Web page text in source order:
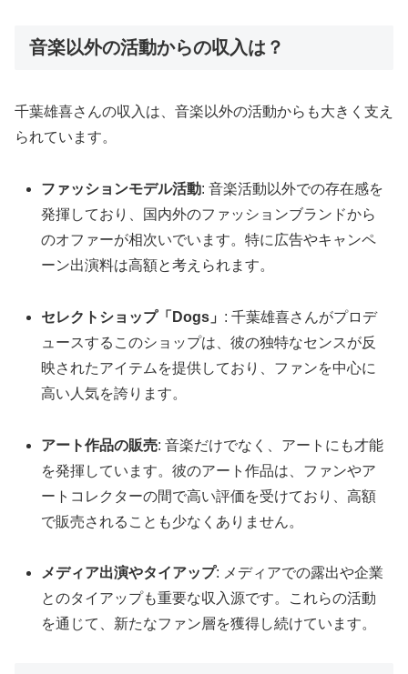
音楽以外の活動からの収入は？
千葉雄喜さんの収入は、音楽以外の活動からも大きく支え
られています。
ファッションモデル活動: 音楽活動以外での存在感を
発揮しており、国内外のファッションブランドから
のオファーが相次いでいます。特に広告やキャンペ
ーン出演料は高額と考えられます。
セレクトショップ「Dogs」 : 千葉雄喜さんがプロデ
ュースするこのショップは、彼の独特なセンスが反
映されたアイテムを提供しており、ファンを中心に
高い人気を誇ります。
アート作品の販売: 音楽だけでなく、アートにも才能
を発揮しています。彼のアート作品は、ファンやア
ートコレクターの間で高い評価を受けており、高額
で販売されることも少なくありません。
メディア出演やタイアップ: メディアでの露出や企業
とのタイアップも重要な収入源です。これらの活動
を通じて、新たなファン層を獲得し続けています。